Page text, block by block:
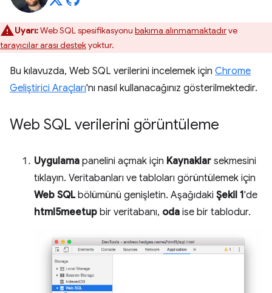
Uyarı:Web SQL spesifikasyonu bakıma alınmamaktadırve
tarayıcılar arası destekyoktur.
Bu kılavuzda, Web SQL verilerini incelemek için Chrome
Geliştirici Araçları'nı nasıl kullanacağınız gösterilmektedir.
Web SQL verilerini görüntüleme
Uygulama panelini açmak için Kaynaklar sekmesini
tıklayın. Veritabanları ve tabloları görüntülemek için
Web SQLbölümünü genişletin. Aşağıdaki Şekil 1'de
html5meetup bir veritabanı, oda ise bir tablodur.